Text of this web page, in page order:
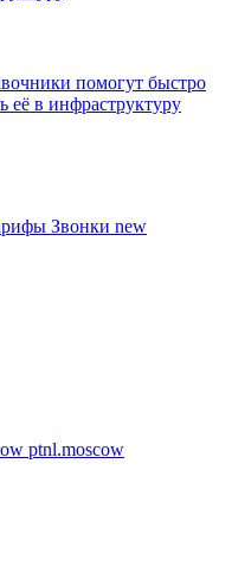
помогут быстро
её в инфраструктуру
Звонки new
ptnl.moscow